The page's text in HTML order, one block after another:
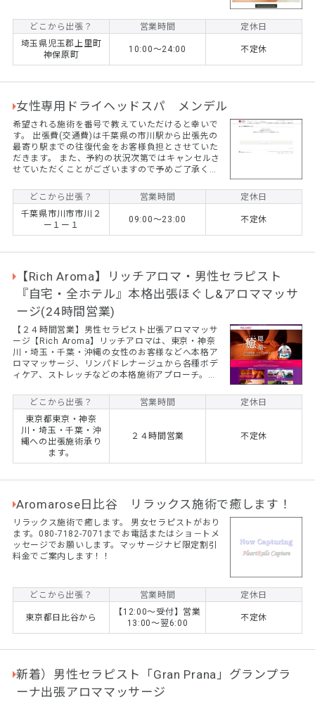
どこから出張？ 営業時間
定休日
埼玉県児玉郡上里町
神保原町
10:00〜24:00 不定休
女性専用ドライヘッドスパ メンデル
希望される施術を番号で教えていただけると幸いで
す。 出張費(交通費)は千葉県の市川駅から出張先の
最寄り駅までの往復代金をお客様負担とさせていた
だきます。 また、予約の状況次第ではキャンセルさ
せていただくことがございますので予めご了承くだ
どこから出張？
営業時間
定休日
千葉県市川市市川２
ー１ー１
09:00～23:00 不定休
【Rich Aroma】リッチアロマ・男性セラピスト
『自宅・全ホテル』本格出張ほぐし&アロママッサ
ージ(24時間営業)
【２４時間営業】男性セラピスト出張アロママッサ
ージ【Rich Aroma】リッチアロマは、東京・神奈
川・埼玉・千葉・沖縄の女性のお客様などへ本格ア
ロママッサージ、リンパドレナージュから各種ボデ
ィケア、ストレッチなどの本格施術アプローチ。お
ご希望の場所へ男性セラピストを派遣施術致しま
す。
どこから出張？ 営業時間
定休日
東京都東京・神奈
川・埼玉・千葉・沖
縄への出張施術承り
ます。
２４時間営業 不定休
Aromarose日比谷 リラックス施術で癒します！
リラックス施術で癒します。 男女セラピストがおり
ます。080-7182-7071までお電話またはショ－トメ
ッセージでお願いします。マッサージナビ限定割引
料金でご案内します！！
どこから出張？ 営業時間 定休日
東京都日比谷から
【12:00～受付】営業
13:00～翌6:00
不定休
新着）男性セラピスト「Gran Prana」グランプラ
ーナ出張アロママッサージ